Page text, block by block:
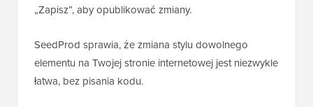
„Zapisz”, aby opublikować zmiany.
SeedProd sprawia, że zmiana stylu dowolnego
elementu na Twojej stronie internetowej jest niezwykle
łatwa, bez pisania kodu.